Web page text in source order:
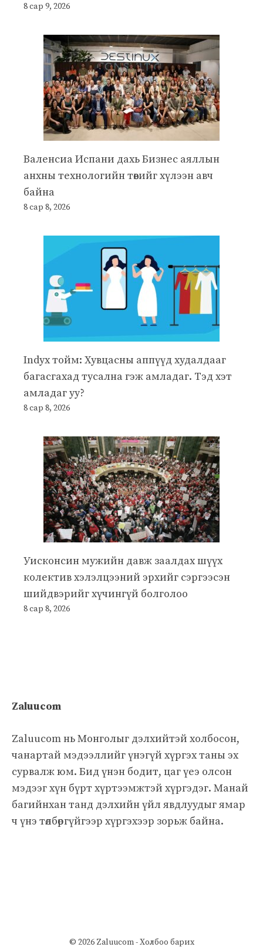
8 сар 9, 2026
Валенсиа Испани дахь Бизнес аяллын
анхны технологийн төвийг хүлээн авч
байна
8 сар 8, 2026
Indyx тойм: Хувцасны аппүүд худалдааг
багасгахад тусална гэж амладаг. Тэд хэт
амладаг уу?
8 сар 8, 2026
Уисконсин мужийн давж заалдах шүүх
колектив хэлэлцээний эрхийг сэргээсэн
шийдвэрийг хүчингүй болголоо
8 сар 8, 2026
Zaluucom
Zaluucom нь Монголыг дэлхийтэй холбосон,
чанартай мэдээллийг үнэгүй хүргэх таны эх
сурвалж юм. Бид үнэн бодит, цаг үеэ олсон
мэдээг хүн бүрт хүртээмжтэй хүргэдэг. Манай
багийнхан танд дэлхийн үйл явдлуудыг ямар
ч үнэ төлбөргүйгээр хүргэхээр зорьж байна.
© 2026 Zaluucom -Холбоо барих